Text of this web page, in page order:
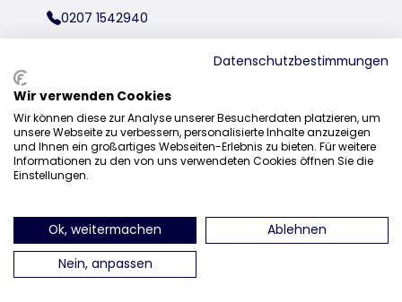
0207 1542940
find us on Instagram
find us on Facebook
find us on Pinterest
find us on
Datenschutzbestimmungen
Wir verwenden Cookies
Wir können diese zur Analyse unserer Besucherdaten platzieren, um
unsere Webseite zu verbessern, personalisierte Inhalte anzuzeigen
und Ihnen ein großartiges Webseiten-Erlebnis zu bieten. Für weitere
Informationen zu den von uns verwendeten Cookies öffnen Sie die
Einstellungen.
Ok, weitermachen
Ablehnen
Nein, anpassen